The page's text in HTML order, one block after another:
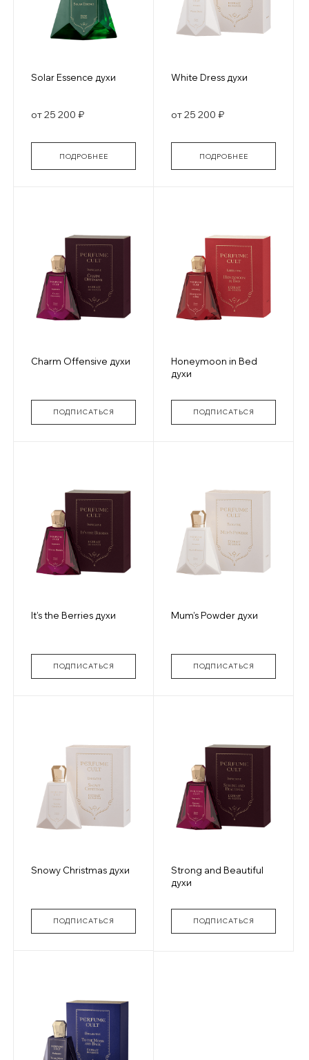
Solar Essence духи
от 25 200 ₽
ПОДРОБНЕЕ
White Dress духи
от 25 200 ₽
ПОДРОБНЕЕ
Charm Offensive духи
ПОДПИСАТЬСЯ
Honeymoon in Bed
духи
ПОДПИСАТЬСЯ
It’s the Berries духи
ПОДПИСАТЬСЯ
Mum’s Powder духи
ПОДПИСАТЬСЯ
Snowy Christmas духи
ПОДПИСАТЬСЯ
Strong and Beautiful
духи
ПОДПИСАТЬСЯ